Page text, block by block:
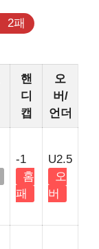
2패
핸
디
캡
오
버/
언더
-1
홈
패
U2.5
오
버